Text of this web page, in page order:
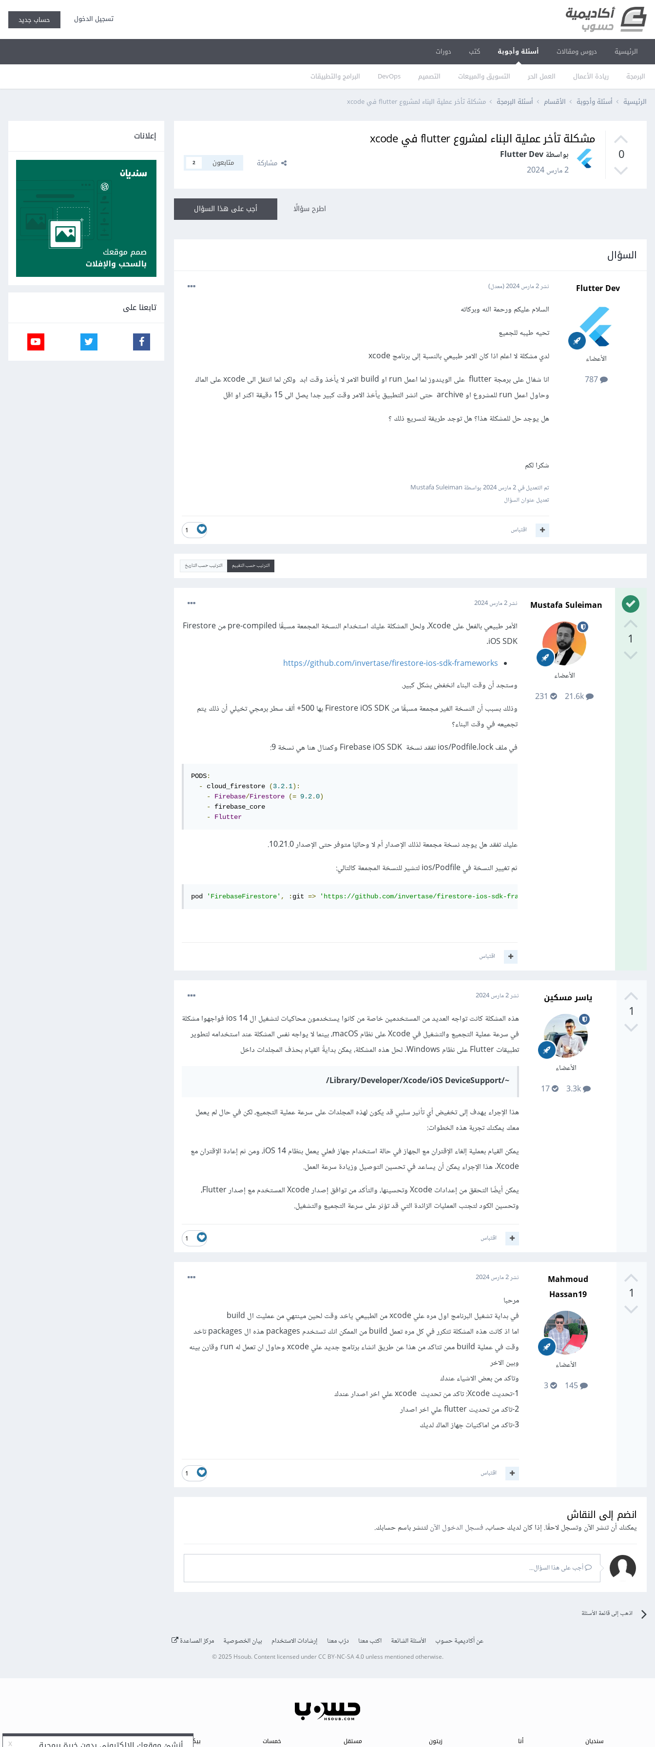
تسجيل الدخول حساب جديد
الرئيسية دروس ومقالات أسئلة وأجوبة
البرمجة ريادة الأعمال العمل الحر التسويق والمبيعات التصميم DevOps البرامج والتطبيقات
كتب دورات
الرئيسية أسئلة وأجوبة الأقسام أسئلة البرمجة مشكلة تأخر عملية البناء لمشروع flutter في xcode
0
مشكلة تأخر عملية البناء لمشروع flutter في xcode
بواسطة Flutter Dev
2 مارس 2024
مشاركة متابعون 2
أجب على هذا السؤال اطرح سؤالًا
السؤال
Flutter Dev
الأعضاء
787
نشر2 مارس 2024 (معدل)
السلام عليكم ورحمة الله وبركاته
تحيه طيبه للجميع
لدي مشكلة لا اعلم اذا كان الامر طبيعي بالنسبة إلى برنامج xcode
انا شغال على برمجة flutter على الويندوز لما اعمل run او build الامر لا يأخذ وقت ابد ولكن لما انتقل الى xcode على الماك
وحاول اعمل run للمشروع او archive حتى انشر التطبيق يأخذ الامر وقت كبير جدا يصل الى 15 دقيقة اكثر او اقل
هل يوجد حل للمشكلة هذا؟ هل توجد طريقة لتسريع ذلك ؟
شكرا لكم
تم التعديل في2 مارس 2024
بواسطة Mustafa Suleiman
تعديل عنوان السؤال
1 اقتباس
الترتيب حسب التقييم الترتيب حسب التاريخ
1
Mustafa Suleiman
الأعضاء
نشر2 مارس 2024
الأمر طبيعي بالفعل على Xcode، ولحل المشكلة عليك استخدام النسخة المجمعة مسبقًا pre-compiled من Firestore
iOS SDK.
https://github.com/invertase/firestore-ios-sdk-frameworks
وستجد أن وقت البناء انخفض بشكل كبير.
وذلك بسبب أن النسخة الغير مجمعة مسبقًا من Firestore iOS SDK بها 500+ ألف سطر برمجي تخيلي أن ذلك يتم
تجميعه في وقت البناء؟
في ملف ios/Podfile.lock تفقد نسخة Firebase iOS SDK وكمثال هنا هي نسخة 9:
PODS:
- cloud_firestore (3.2. 1):
-
Firebase/Firestore (= 9.2.0)
- firebase_core
-
Flutter
عليك تفقد هل يوجد نسخة مجمعة لذلك الإصدار أم لا وحاليًا متوفر حتى الإصدار 10.21.0.
ثم تغيير النسخة في ios/Podfile لتشير للنسخة المجمعة كالتالي:
pod 'FirebaseFirestore' , : git => 'https://github.com/invertase/firestore-ios-sdk-frameworks.git'
اقتباس
1
ياسر مسكين
الأعضاء
نشر2 مارس 2024
هذه المشكلة كانت تواجه العديد من المستخدمين خاصة من كانوا يستخدمون محاكيات لتشغيل ال ios 14 فواجهوا مشكلة
في سرعة عملية التجميع والتشغيل في Xcode على نظام macOS، بينما لا يواجه نفس المشكلة عند استخدامه لتطوير
تطبيقات Flutter على نظام Windows. لحل هذه المشكلة، يمكن
بدايةً القيام بحذف المجلدات داخل
~/Library/Developer/Xcode/iOS DeviceSupport/
هذا الإجراء يهدف إلى تخفيض أي تأثير سلبي قد يكون لهذه المجلدات على سرعة عملية التجميع، لكن في حال لم يعمل
معك يمكنك تجربة هذه الخطوات:
يمكن القيام بعملية إلغاء الإقتران مع الجهاز في حالة استخدام جهاز فعلي يعمل بنظام iOS 14، ومن ثم إعادة الإقتران مع
Xcode. هذا الإجراء يمكن أن يساعد في تحسين التوصيل وزيادة سرعة العمل.
يمكن أيضًا التحقق من إعدادات Xcode وتحسينها، والتأكد من توافق إصدار Xcode المستخدم مع إصدار Flutter،
وتحسين الكود لتجنب العمليات الزائدة التي قد تؤثر على سرعة التجميع والتشغيل.
1 اقتباس
1
Mahmoud
Hassan19
الأعضاء
نشر2 مارس 2024
مرحبا
في بداية تشغيل البرنامج اول مره علي xcode من الطبيعي ياخد وقت لحين مينتهي من عمليت ال build
اما اذ كانت هذه المشكلة تتكرر في كل مره تعمل build من الممكن انك تستخدم packages هذه ال packages تاخد
وقت في عملية build ممن تتاكد من هذا عن طريق انشاء برتامج جديد علي xcode وحاول ان تعمل له run وقارن بينه
وبين الاخر
وتاكد من بعض الاشياء عندك
1-تحديث Xcode: تاكد من تحديث xcode علي اخر اصدار عندك
2-تاكد من تحديث flutter علي اخر اصدار
3-تاكد من اماكنيات جهاز الماك لديك
1 اقتباس
انضم إلى النقاش
يمكنك أن تنشر الآن وتسجل لاحقًا. إذا كان لديك حساب،فسجل الدخول الآنلتنشر باسم حسابك.
أجب على هذا السؤال...
اذهب إلى قائمة الأسئلة
إعلانات
تابعنا على
عن أكاديمية حسوب الأسئلة الشائعة اكتب معنا درّب معنا إرشادات الاستخدام بيان الخصوصية مركز المساعدة
© 2025 Hsoub.Content licensed underCC BY-NC-SA 4.0unless mentioned otherwise.